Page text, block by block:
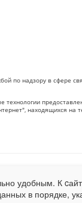
по надзору в сфере
находящихся на
для
удобным. К
в порядке,